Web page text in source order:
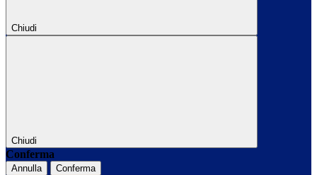
Chiudi
Chiudi
Conferma
Annulla Conferma